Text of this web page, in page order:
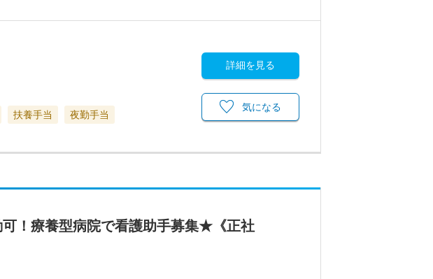
扶養手当 夜勤手当
詳細を見る
気になる
可！療養型病院で看護助手募集★《正社